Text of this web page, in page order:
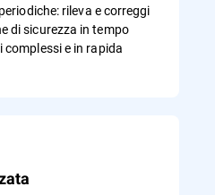
rileva e correggi
di sicurezza in tempo
complessi e in rapida